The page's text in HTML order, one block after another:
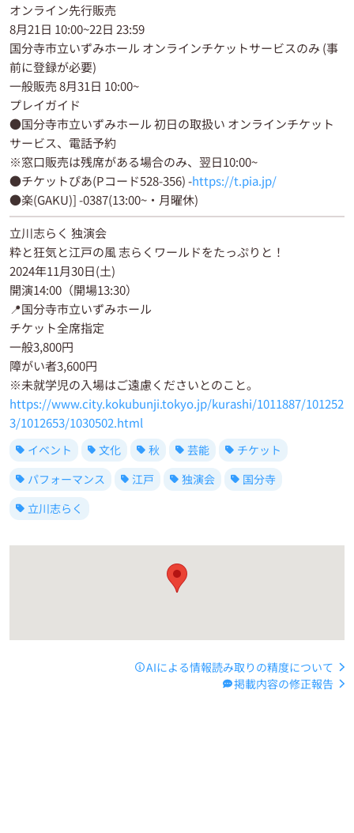
オンライン先行販売
8月21日 10:00~22日 23:59
国分寺市立いずみホール オンラインチケットサービスのみ (事
前に登録が必要)
一般販売 8月31日 10:00~
プレイガイド
●国分寺市立いずみホール 初日の取扱い オンラインチケット
サービス、電話予約
※窓口販売は残席がある場合のみ、翌日10:00~
●チケットぴあ(Pコード528-356) -https://t.pia.jp/
●楽(GAKU)] -0387(13:00~・月曜休)
立川志らく 独演会
粋と狂気と江戸の風 志らくワールドをたっぷりと！
2024年11月30日(土)
開演14:00（開場13:30）
📍国分寺市立いずみホール
チケット全席指定
一般3,800円
障がい者3,600円
※未就学児の入場はご遠慮くださいとのこと。
https://www.city.kokubunji.tokyo.jp/kurashi/1011887/101252
3/1012653/1030502.html
イベント 文化 秋 芸能
チケット
パフォーマンス
江戸 独演会
国分寺
立川志らく
AIによる情報読み取りの精度について
掲載内容の修正報告